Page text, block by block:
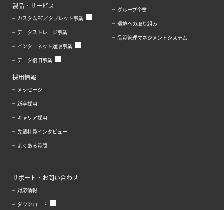
製品・サービス
カスタムPC／タブレット事業
データストレージ事業
インターネット通販事業
データ復旧事業
グループ企業
環境への取り組み
品質管理マネジメントシステム
採用情報
メッセージ
新卒採用
キャリア採用
先輩社員インタビュー
よくある質問
サポート・お問い合わせ
対応情報
ダウンロード